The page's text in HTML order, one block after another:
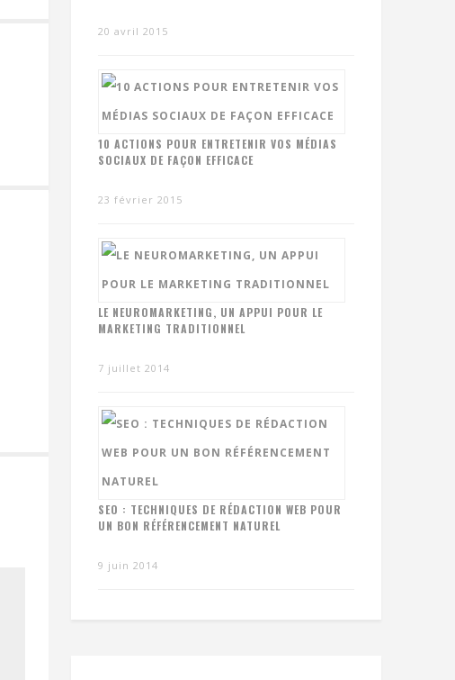
20 avril 2015
10 ACTIONS POUR ENTRETENIR VOS MÉDIAS
SOCIAUX DE FAÇON EFFICACE
23 février 2015
LE NEUROMARKETING, UN APPUI POUR LE
MARKETING TRADITIONNEL
7 juillet 2014
SEO : TECHNIQUES DE RÉDACTION WEB POUR
UN BON RÉFÉRENCEMENT NATUREL
9 juin 2014